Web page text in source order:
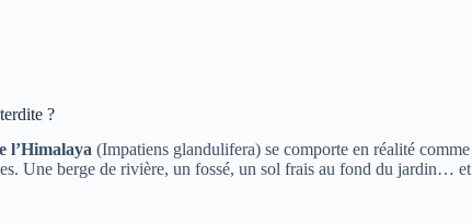
?
l’Himalaya (Impatiens glandulifera) se comporte en réalité comme
Une berge de rivière, un fossé, un sol frais au fond du jardin… et